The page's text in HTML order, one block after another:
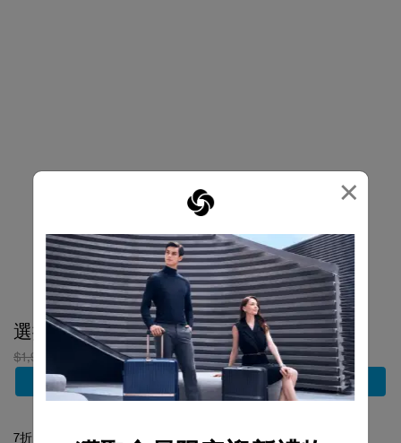
×
選擇顏色
$1,900
$1,330
加到購物車
熱賣
選擇顏色
$3,700
$2,590
加到購物車
網店限定